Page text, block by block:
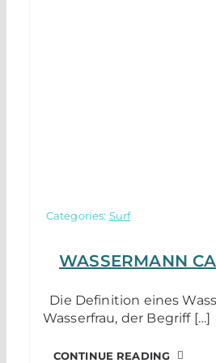
Categories: Surf
WASSERMANN
Die Definition eines
Wasserfrau, der Begriff […]
CONTINUE READING